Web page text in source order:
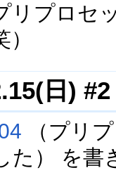
リプロセ
日) #2
（プリ
た） を書